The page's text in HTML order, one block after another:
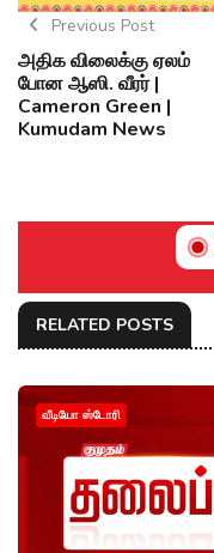
Previous Post
அதிக விலைக்கு ஏலம்
போன ஆஸி. வீரர் |
Cameron Green |
Kumudam News
RELATED POSTS
வீடியோ ஸ்டோரி